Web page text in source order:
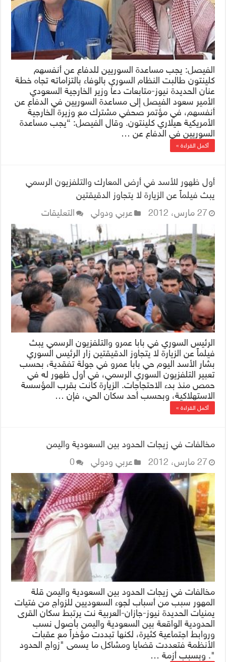
الفيصل: يجب مساعدة السوريين للدفاع عن أنفسهم
كلينتون طالبت النظام السوري بالوفاء بالتزاماته تجاه خطة
عنان الحديدة نيوز-متابعات دعا وزير الخارجية السعودي
الأمير سعود الفيصل إلى مساعدة السوريين في الدفاع عن
أنفسهم، في مؤتمر صحفي مشترك مع وزيرة الخارجية
الأمريكية هيلاري كلينتون. وقال الفيصل: “يجب مساعدة
السوريين في الدفاع عن …
أكمل القراءة »
أول ظهور للأسد في أرض المعارك والتلفزيون الرسمي
يبث فيلماً عن الزيارة لا يتجاوز الدقيقتين
27 مارس، 2012
عربي ودولي التعليقات
أول
ظهور
للأسد
في
أرض
المعارك
والتلفزيون
الرسمي
يبث
فيلماً
عن
الزيارة
لا
يتجاوز
الرئيس السوري في بابا عمرو والتلفزيون الرسمي يبث
فيلماً عن الزيارة لا يتجاوز الدقيقتين زار الرئيس السوري
بشار الأسد اليوم حي بابا عمرو في جولة تفقدية، بحسب
تعبير التلفزيون السوري الرسمي، في أول ظهور له في
حمص منذ بدء الاحتجاجات. الزيارة كانت بقرب المؤسسة
الاستهلاكية، وبحسب أحد سكان الحي، فإن …
أكمل القراءة »
مخالفات في زيجات الحدود بين السعودية واليمن
27 مارس، 2012
عربي ودولي 0
مخالفات في زيجات الحدود بين السعودية واليمن قلة
المهور سبب من أسباب لجوء السعوديين للزواج من فتيات
يمنيات الحديدة نيوز-جازان-العربية نت يرتبط سكان القرى
الحدودية الواقعة بين السعودية واليمن بأصول نسب
وروابط اجتماعية كثيرة، لكنها تبددت مؤخراً مع عقبات
الأنظمة فتعددت قضايا ومشاكل ما يسمى "زواج الحدود
". وبسبب أزمة …